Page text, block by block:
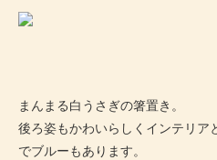
まんまる白うさぎの箸置き。
後ろ姿もかわいらしくインテリア
でブルーもあります。